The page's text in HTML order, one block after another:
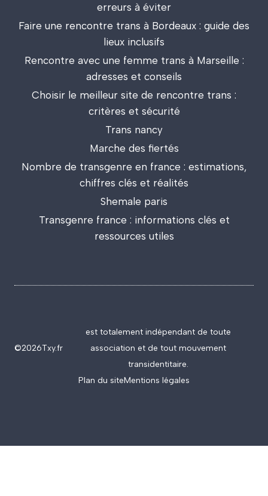
erreurs à éviter
Faire une rencontre trans à Bordeaux : guide des
lieux inclusifs
Rencontre avec une femme trans à Marseille :
adresses et conseils
Choisir le meilleur site de rencontre trans :
critères et sécurité
Trans nancy
Marche des fiertés
Nombre de transgenre en france : estimations,
chiffres clés et réalités
Shemale paris
Transgenre france : informations clés et
ressources utiles
©2026Txy.fr
est totalement indépendant de toute
association et de tout mouvement
transidentitaire.
Plan du siteMentions légales